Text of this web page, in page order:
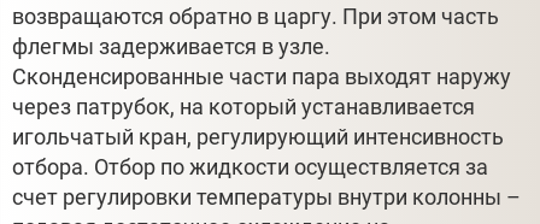
возвращаются обратно в царгу. При этом часть
флегмы задерживается в узле.
Сконденсированные части пара выходят наружу
через патрубок, на который устанавливается
игольчатый кран, регулирующий интенсивность
отбора. Отбор по жидкости осуществляется за
счет регулировки температуры внутри колонны –